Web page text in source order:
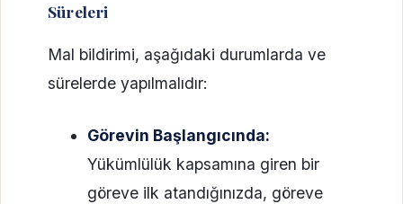
Süreleri
Mal bildirimi, aşağıdaki durumlarda ve
sürelerde yapılmalıdır:
Görevin Başlangıcında:
Yükümlülük kapsamına giren bir
göreve ilk atandığınızda, göreve